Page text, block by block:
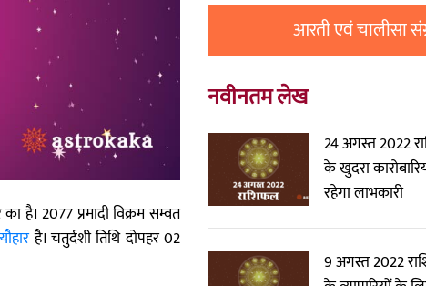
है। 2077 प्रमादी विक्रम सम्वत
है। चतुर्दशी तिथि दोपहर 02
आरती एवं चालीसा
नवीनतम लेख
24 अगस्त 2022
के खुदरा
रहेगा लाभकारी
9 अगस्त 2022